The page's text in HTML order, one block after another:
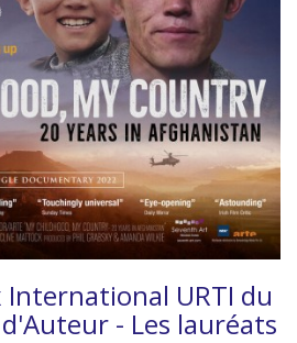
International URTI du
- Les lauréats